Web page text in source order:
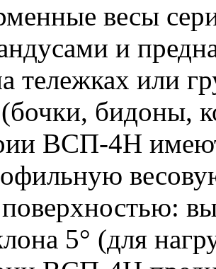
весы
и
тележках или
бидоны,
ВСП-4Н
5° (для